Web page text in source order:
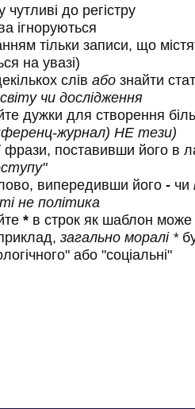
до регістру
ігноруються
тільки записи, що
на увазі)
слів або знайти
чи дослідження
дужки для створення
журнал) НЕ тези)
фрази, поставивши його в
випередивши його - чи
не політика
* в строк як шаблон може
загально моралі *
або "соціальні"